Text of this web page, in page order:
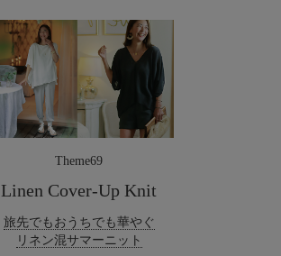
Theme69
Linen Cover-Up Knit
旅先でもおうちでも華やぐ
リネン混サマーニット